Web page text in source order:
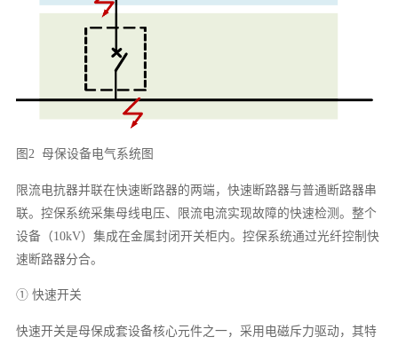
图2 母保设备电气系统图
限流电抗器并联在快速断路器的两端，快速断路器与普通断路器串
联。控保系统采集母线电压、限流电流实现故障的快速检测。整个
设备（10kV）集成在金属封闭开关柜内。控保系统通过光纤控制快
速断路器分合。
① 快速开关
快速开关是母保成套设备核心元件之一，采用电磁斥力驱动，其特